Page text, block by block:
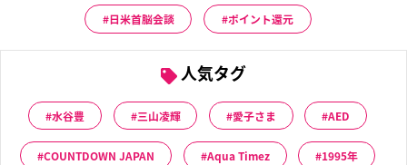
日米首脳会談 ポイント還元
人気タグ
水谷豊 三山凌輝 愛子さま AED
COUNTDOWN JAPAN Aqua Timez 1995年